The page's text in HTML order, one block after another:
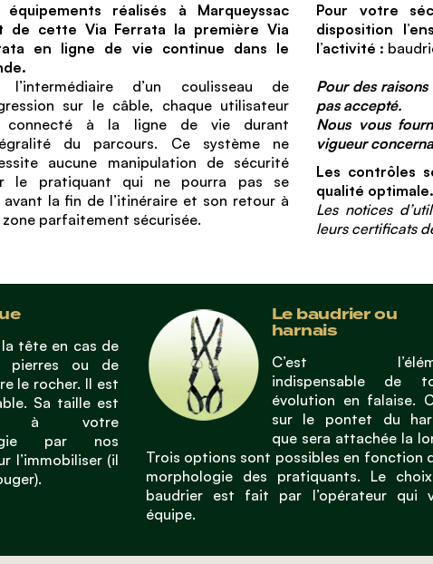
équipements réalisés à Marqueyssac
de cette Via Ferrata la première Via
en ligne de vie continue dans le
l’intermédiaire d’un coulisseau de
sur le câble, chaque utilisateur
connecté à la ligne de vie durant
du parcours. Ce système ne
aucune manipulation de sécurité
le pratiquant qui ne pourra pas se
la fin de l’itinéraire et son retour à
parfaitement sécurisée.
Pour votre
disposition
l’activité :
Pour des
pas accepté.
Nous vous
vigueur
Les contrôles
qualité optimale.
Les notices
leurs certificats
tête en cas de
pierres ou de
le rocher. Il est
Sa taille est
à votre
par nos
l’immobiliser (il
Le baudrier ou
harnais
C’est
indispensable de
évolution en falaise.
sur le pontet du
que sera attachée la
Trois options sont possibles en fonction
morphologie des pratiquants. Le
baudrier est fait par l’opérateur qui
équipe.